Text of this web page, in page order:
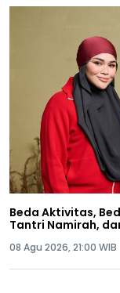
Beda Aktivitas,
Tantri Namirah,
08 Agu 2026, 21:00 WIB